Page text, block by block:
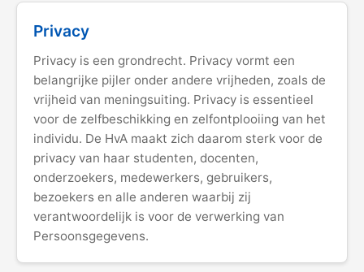
Privacy
Privacy is een grondrecht. Privacy vormt een
belangrijke pijler onder andere vrijheden, zoals de
vrijheid van meningsuiting. Privacy is essentieel
voor de zelfbeschikking en zelfontplooiing van het
individu. De HvA maakt zich daarom sterk voor de
privacy van haar studenten, docenten,
onderzoekers, medewerkers, gebruikers,
bezoekers en alle anderen waarbij zij
verantwoordelijk is voor de verwerking van
Persoonsgegevens.